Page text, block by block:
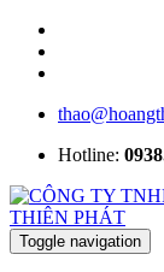
Hotline:
Toggle navigation